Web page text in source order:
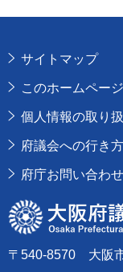
サイトマップ
このホームペー
個人情報の取り
府議会への行き方
府庁お問い合わ
大阪府議会
〒540-8570 大阪